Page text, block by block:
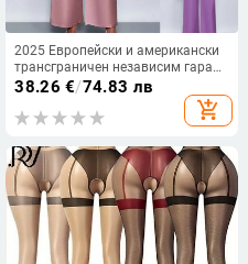
2025 Европейски и американски
трансграничен независим гара
Летен ежедневен дамски сатенен
костюм с наклонена яка и къс
ръкав + панталон
38.26 €/74.83 лв
add_shopping_cart